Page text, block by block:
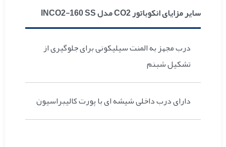
سایر مزایای انکوباتور CO2 مدل INCO2-160 SS
درب مجهز به المنت سیلیکونی برای جلوگیری از
تشکیل شبنم
دارای درب داخلی شیشه ای با پورت کالیبراسیون